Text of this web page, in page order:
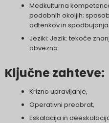
Medkulturna
podobnih okoljih;
odtenkov in
Jeziki: Jezik: tekoče
obvezno.
Ključne zahteve:
Krizno upravljanje,
Operativni preobrat,
Eskalacija in